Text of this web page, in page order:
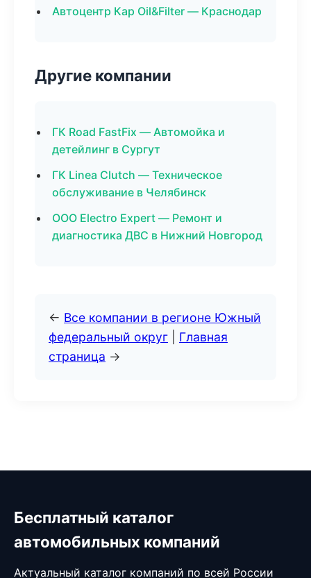
Автоцентр Кар Oil&Filter — Краснодар
Другие компании
ГК Road FastFix — Автомойка и
детейлинг в Сургут
ГК Linea Clutch — Техническое
обслуживание в Челябинск
ООО Electro Expert — Ремонт и
диагностика ДВС в Нижний Новгород
← Все компании в регионе Южный
федеральный округ
Главная
страница →
Бесплатный каталог
автомобильных компаний
Актуальный каталог компаний по всей России